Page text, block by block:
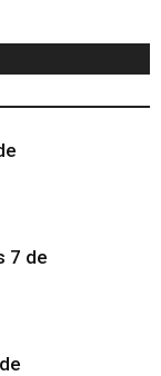
7 de